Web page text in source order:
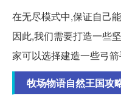
在无尽模式中,保证自己
因此,我们需要打造一些
家可以选择建造一些弓箭
牧场物语自然王国攻